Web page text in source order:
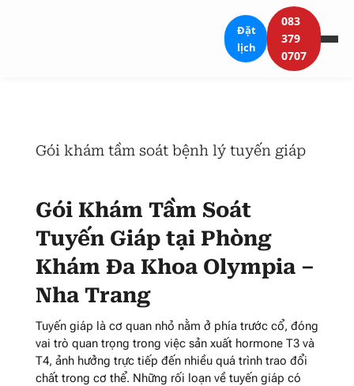
Đặt
lịch
083
379
0707
Gói khám tầm soát bệnh lý tuyến giáp
Gói Khám Tầm Soát
Tuyến Giáp tại Phòng
Khám Đa Khoa Olympia –
Nha Trang
Tuyến giáp là cơ quan nhỏ nằm ở phía trước cổ, đóng
vai trò quan trọng trong việc sản xuất hormone T3 và
T4, ảnh hưởng trực tiếp đến nhiều quá trình trao đổi
chất trong cơ thể. Những rối loạn về tuyến giáp có